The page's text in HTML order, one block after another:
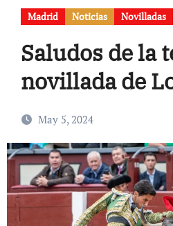
Madrid Noticias Novilladas
Saludos de la
novillada de
May 5, 2024